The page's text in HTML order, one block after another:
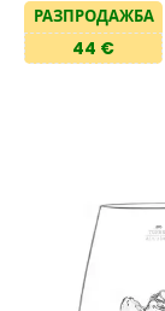
РАЗПРОДАЖБА
44 €